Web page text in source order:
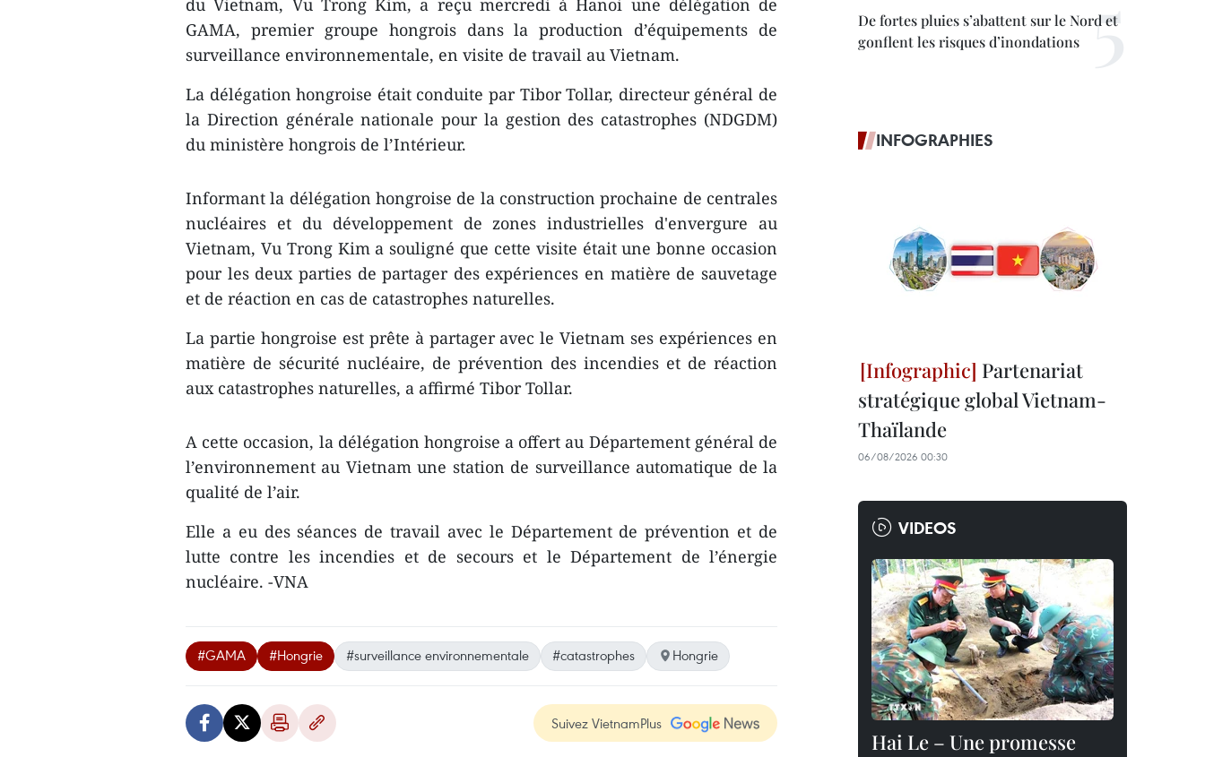
du Vietnam, Vu Trong Kim, a reçu mercredi à Hanoi une délégation de
GAMA, premier groupe hongrois dans la production d’équipements de
surveillance environnementale, en visite de travail au Vietnam.
La délégation hongroise était conduite par Tibor Tollar, directeur général de
la Direction générale nationale pour la gestion des catastrophes (NDGDM)
du ministère hongrois de l’Intérieur.
Informant la délégation hongroise de la construction prochaine de centrales
nucléaires et du développement de zones industrielles d'envergure au
Vietnam, Vu Trong Kim a souligné que cette visite était une bonne occasion
pour les deux parties de partager des expériences en matière de sauvetage
et de réaction en cas de catastrophes naturelles.
La partie hongroise est prête à partager avec le Vietnam ses expériences en
matière de sécurité nucléaire, de prévention des incendies et de réaction
aux catastrophes naturelles, a affirmé Tibor Tollar.
A cette occasion, la délégation hongroise a offert au Département général de
l’environnement au Vietnam une station de surveillance automatique de la
qualité de l’air.
Elle a eu des séances de travail avec le Département de prévention et de
lutte contre les incendies et de secours et le Département de l’énergie
nucléaire. -VNA
#GAMA #Hongrie #surveillance environnementale #catastrophes Hongrie
Suivez VietnamPlus
De fortes pluies s’abattent sur le Nord et
gonflent les risques d’inondations
INFOGRAPHIES
Partenariat
stratégique global Vietnam-
Thaïlande
06/08/2026 00:30
VIDEOS
Hai Le – Une promesse